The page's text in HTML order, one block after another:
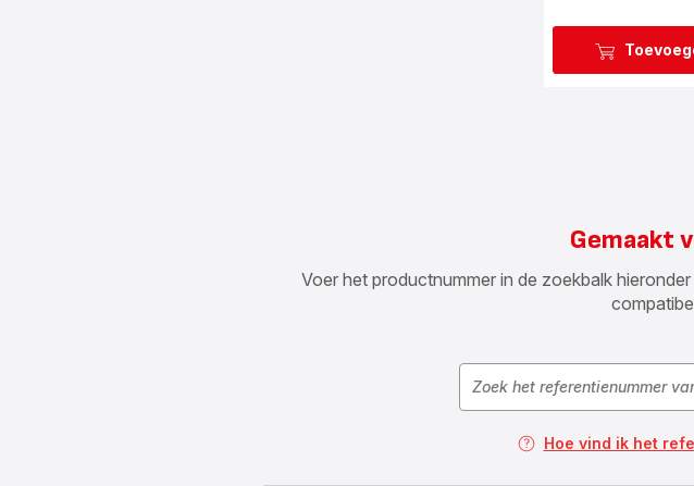
Gemaakt
Voer het productnummer in de zoekbalk
Hoe vind ik het